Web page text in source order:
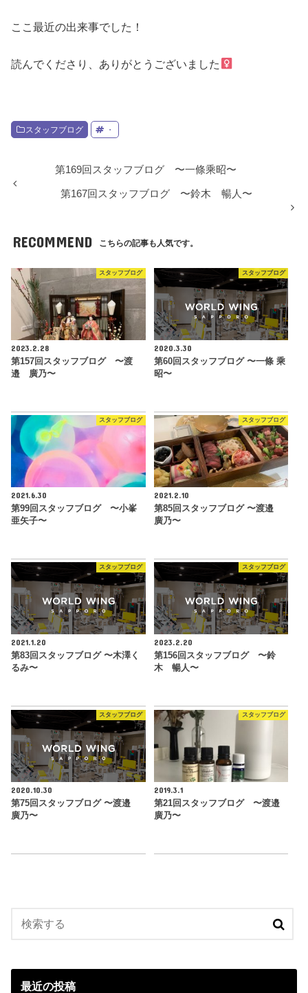
ここ最近の出来事でした！
読んでくださり、ありがとうございました‍
スタッフブログ ・
第169回スタッフブログ 〜一條乘昭〜
第167回スタッフブログ 〜鈴木 暢人〜
RECOMMEND こちらの記事も人気です。
スタッフブログ
2023.2.28
第157回スタッフブログ 〜渡
邉 廣乃〜
スタッフブログ
2020.3.30
第60回スタッフブログ 〜一條 乘
昭〜
スタッフブログ
2021.6.30
第99回スタッフブログ 〜小峯
亜矢子〜
スタッフブログ
2021.2.10
第85回スタッフブログ 〜渡邉
廣乃〜
スタッフブログ
2021.1.20
第83回スタッフブログ 〜木澤く
るみ〜
スタッフブログ
2023.2.20
第156回スタッフブログ 〜鈴
木 暢人〜
スタッフブログ
2020.10.30
第75回スタッフブログ 〜渡邉
廣乃〜
スタッフブログ
2019.3.1
第21回スタッフブログ 〜渡邉
廣乃〜
最近の投稿